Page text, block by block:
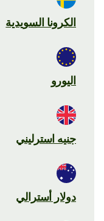
الكرونا السويدية
اليورو
جنيه استرليني
دولار أسترالي